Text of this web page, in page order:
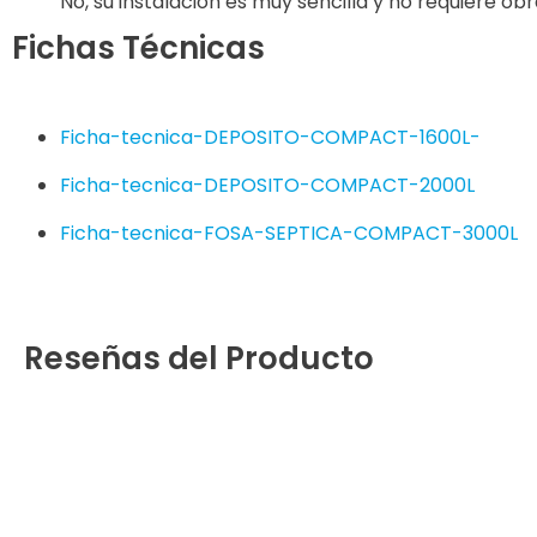
Fichas Técnicas
Ficha-tecnica-DEPOSITO-COMPACT-1600L-
Ficha-tecnica-DEPOSITO-COMPACT-2000L
Ficha-tecnica-FOSA-SEPTICA-COMPACT-3000L
Reseñas del Producto